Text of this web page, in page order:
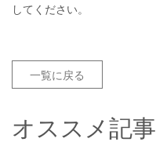
してください。
一覧に戻る
オススメ記事